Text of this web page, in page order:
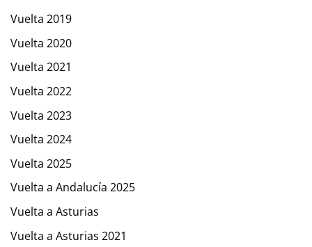
Vuelta 2019
Vuelta 2020
Vuelta 2021
Vuelta 2022
Vuelta 2023
Vuelta 2024
Vuelta 2025
Vuelta a Andalucía 2025
Vuelta a Asturias
Vuelta a Asturias 2021